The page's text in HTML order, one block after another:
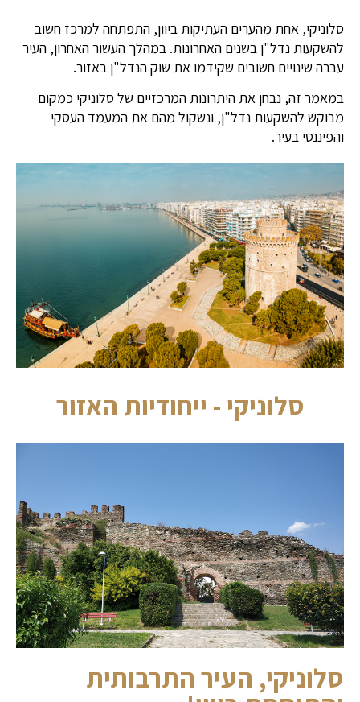
סלוניקי, אחת מהערים העתיקות ביוון, התפתחה למרכז חשוב
להשקעות נדל"ן בשנים האחרונות. במהלך העשור האחרון, העיר
עברה שינויים חשובים שקידמו את שוק הנדל"ן באזור.
במאמר זה, נבחן את היתרונות המרכזיים של סלוניקי כמקום
מבוקש להשקעות נדל"ן, ונשקול מהם את המעמד העסקי
והפיננסי בעיר.
סלוניקי - ייחודיות האזור
סלוניקי, העיר התרבותית